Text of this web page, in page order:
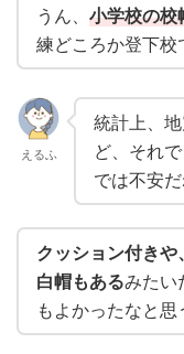
うん、 小学校の校
練どころか登下校
えるふ
統計上、
ど、それ
では不安だ
クッション付き
白帽もあるみたい
もよかったなと思